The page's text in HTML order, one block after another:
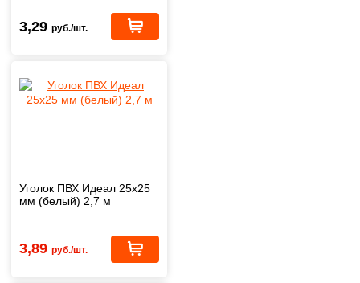
3,29 руб./шт.
Уголок ПВХ Идеал 25х25
мм (белый) 2,7 м
3,89 руб./шт.